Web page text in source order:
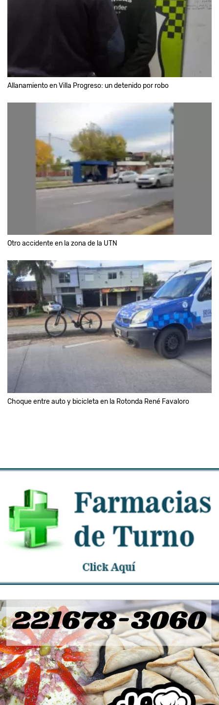
Allanamiento en Villa Progreso: un detenido por robo
Otro accidente en la zona de la UTN
Choque entre auto y bicicleta en la Rotonda René Favaloro